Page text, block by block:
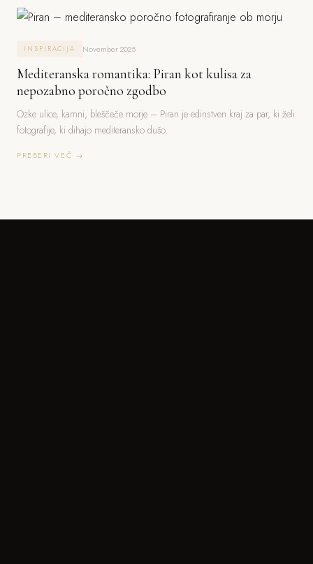
INSPIRACIJA November 2025
Mediteranska romantika: Piran kot kulisa za
nepozabno poročno zgodbo
Ozke ulice, kamni, bleščeče morje – Piran je edinstven kraj za par, ki želi
fotografije, ki dihajo mediteransko dušo.
PREBERI VEČ →